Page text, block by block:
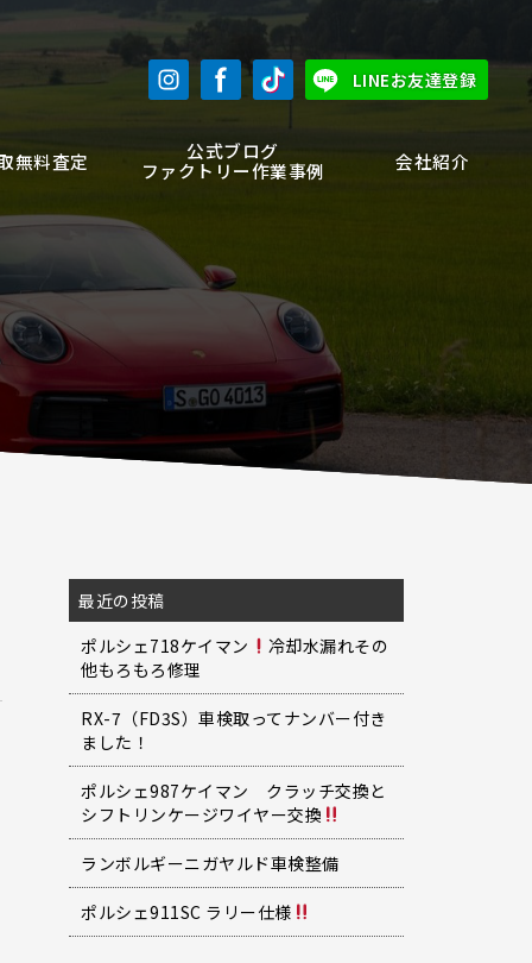
LINEお友達登録
無料査定
公式ブログ
ファクトリー作業事例
会社紹介
最近の投稿
ポルシェ718ケイマン
冷却水漏れその
他もろもろ修理
RX-7（FD3S）車検取ってナンバー付き
ました！
ポルシェ987ケイマン クラッチ交換と
シフトリンケージワイヤー交換
ランボルギーニガヤルド車検整備
ポルシェ911SC ラリー仕様